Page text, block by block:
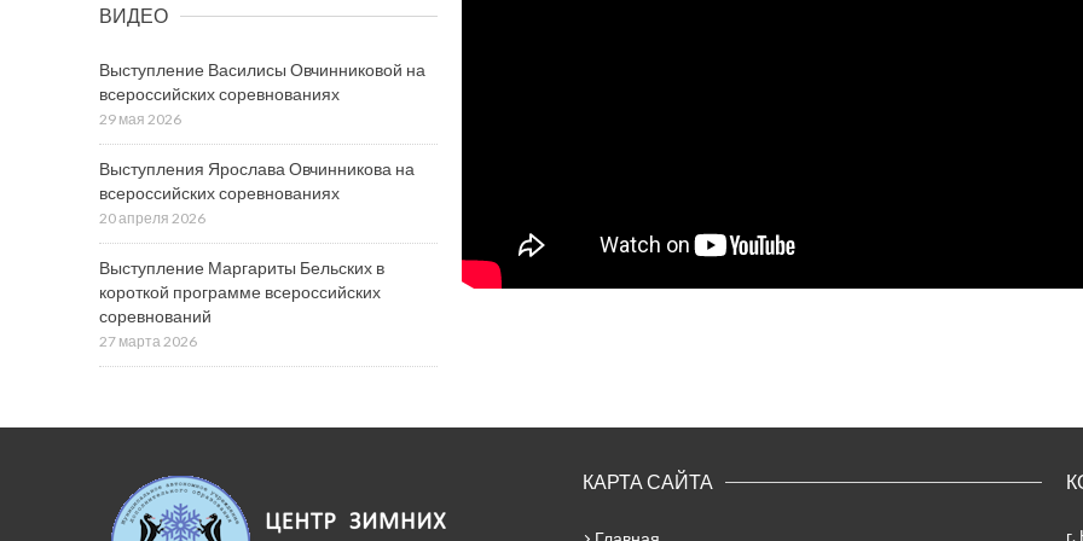
ВИДЕО
Выступление Василисы Овчинниковой на
всероссийских соревнованиях
29 мая 2026
Выступления Ярослава Овчинникова на
всероссийских соревнованиях
20 апреля 2026
Выступление Маргариты Бельских в
короткой программе всероссийских
соревнований
27 марта 2026
КАРТА САЙТА